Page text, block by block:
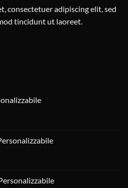
consectetuer adipiscing elit, sed
tincidunt ut laoreet.